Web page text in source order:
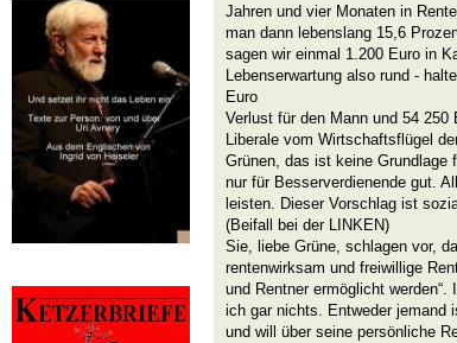
Jahren und vier Monaten in
man dann lebenslang 15,6
sagen wir einmal 1.200 Euro in
Lebenserwartung also rund -
Euro
Verlust für den Mann und 54
Liberale vom Wirtschaftsflügel
Grünen, das ist keine Grundlage
nur für Besserverdienende gut.
leisten. Dieser Vorschlag ist
(Beifall bei der LINKEN)
Sie, liebe Grüne, schlagen vor,
rentenwirksam und freiwillige
und Rentner ermöglicht
ich gar nichts. Entweder jemand
und will über seine persönliche